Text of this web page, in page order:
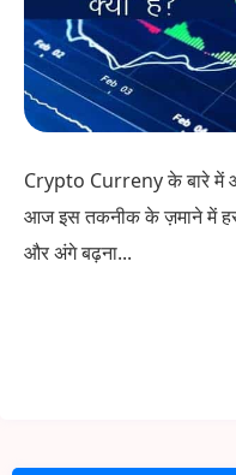
Crypto Curreny के बारे में
आज इस तकनीक के ज़माने में हर
और अंगे बढ़ना...